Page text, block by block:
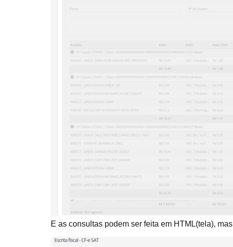
E as consultas podem ser feita em HTML(tela),